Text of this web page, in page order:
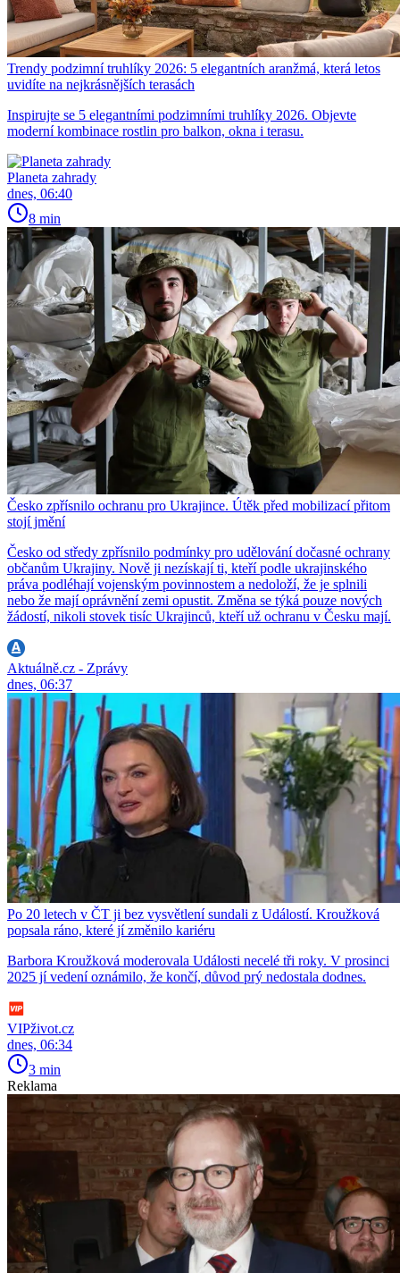
Trendy podzimní truhlíky 2026: 5 elegantních aranžmá, která letos
uvidíte na nejkrásnějších terasách
Inspirujte se 5 elegantními podzimními truhlíky 2026. Objevte
moderní kombinace rostlin pro balkon, okna i terasu.
Planeta zahrady
dnes, 06:40
8 min
Česko zpřísnilo ochranu pro Ukrajince. Útěk před mobilizací přitom
stojí jmění
Česko od středy zpřísnilo podmínky pro udělování dočasné ochrany
občanům Ukrajiny. Nově ji nezískají ti, kteří podle ukrajinského
práva podléhají vojenským povinnostem a nedoloží, že je splnili
nebo že mají oprávnění zemi opustit. Změna se týká pouze nových
žádostí, nikoli stovek tisíc Ukrajinců, kteří už ochranu v Česku mají.
Aktuálně.cz - Zprávy
dnes, 06:37
Po 20 letech v ČT ji bez vysvětlení sundali z Událostí. Kroužková
popsala ráno, které jí změnilo kariéru
Barbora Kroužková moderovala Události necelé tři roky. V prosinci
2025 jí vedení oznámilo, že končí, důvod prý nedostala dodnes.
VIPživot.cz
dnes, 06:34
3 min
Reklama